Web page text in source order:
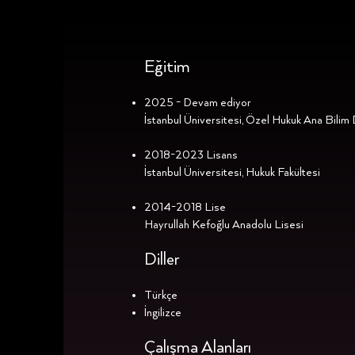
Eğitim
2025 - Devam ediyor
İstanbul Üniversitesi, Özel Hukuk Ana Bilim
2018-2023 Lisans
İstanbul Üniversitesi, Hukuk Fakültesi​
2014-2018 Lise
Hayrullah Kefoğlu Anadolu Lisesi
Diller
Türkçe
İngilizce
Çalışma Alanları